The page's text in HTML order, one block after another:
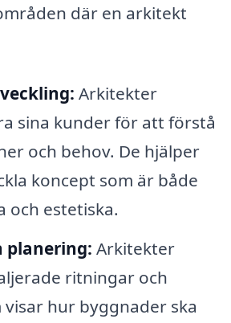
där en arkitekt
Arkitekter
sina kunder för att förstå
och behov. De hjälper
koncept som är både
och estetiska.
planering: Arkitekter
ritningar och
visar hur byggnader ska